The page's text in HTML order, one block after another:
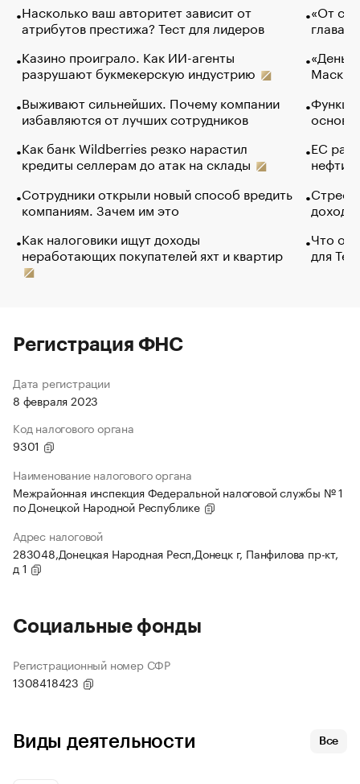
Насколько ваш авторитет зависит от
атрибутов престижа? Тест для лидеров
Казино проиграло. Как ИИ-агенты
разрушают букмекерскую индустрию
Выживают сильнейших. Почему компании
избавляются от лучших сотрудников
Как банк Wildberries резко нарастил
кредиты селлерам до атак на склады
Сотрудники открыли новый способ вредить
компаниям. Зачем им это
Как налоговики ищут доходы
неработающих покупателей яхт и квартир
«От
глава
Маск в
основ
ЕС
нефти
Что
для
Регистрация ФНС
Дата регистрации
8 февраля 2023
Код налогового органа
9301
Наименование налогового органа
Межрайонная инспекция Федеральной налоговой службы № 1
по Донецкой Народной Республике
Адрес налоговой
283048,Донецкая Народная Респ,Донецк г, Панфилова пр-кт,
д 1
Социальные фонды
Регистрационный номер СФР
1308418423
Виды деятельности Все